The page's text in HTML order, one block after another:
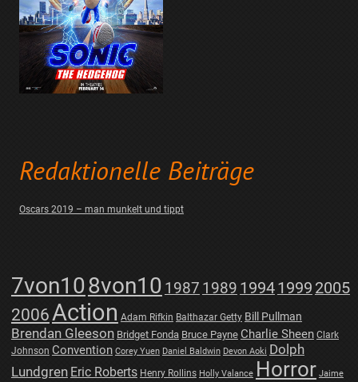
Redaktionelle Beiträge
Oscars 2019 – man munkelt und tippt
7von108von10 1987 1989 19941999 2005
2006Action Adam Rifkin Balthazar Getty Bill Pullman
Brendan Gleeson Bridget Fonda Bruce Payne Charlie Sheen Clark
Johnson Convention Corey Yuen Daniel Baldwin Devon Aoki Dolph
Lundgren Eric Roberts Henry Rollins Holly Valance Horror Jaime